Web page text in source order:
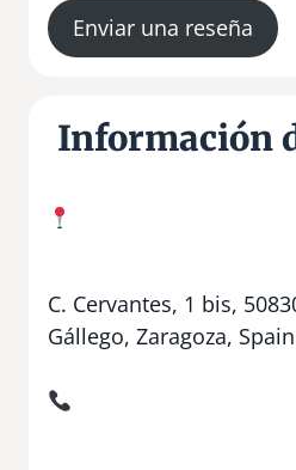
Enviar una reseña
Información
C. Cervantes, 1 bis,
Gállego, Zaragoza, Spain